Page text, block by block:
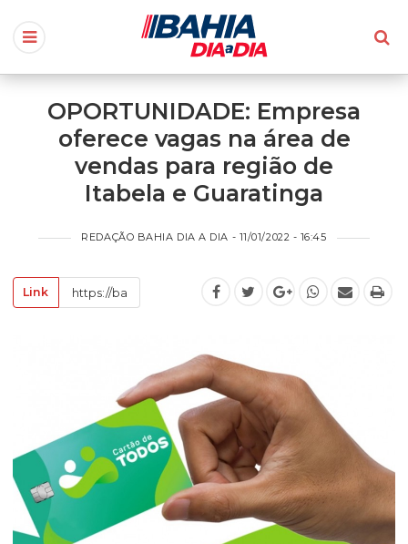
OPORTUNIDADE: Empresa
oferece vagas na área de
vendas para região de
Itabela e Guaratinga
REDAÇÃO BAHIA DIA A DIA - 11/01/2022 - 16:45
Link